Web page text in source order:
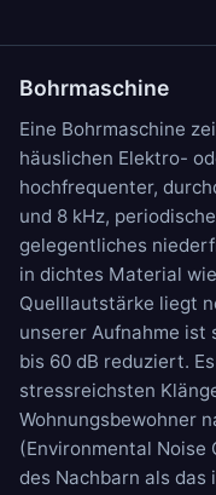
Bohrmaschine
Eine Bohrmaschine
häuslichen Elektro-
hochfrequenter,
und 8 kHz,
gelegentliches
in dichtes Material
Quelllautstärke liegt
unserer Aufnahme ist
bis 60 dB reduziert.
stressreichsten
Wohnungsbewohner
(Environmental Noise
des Nachbarn als